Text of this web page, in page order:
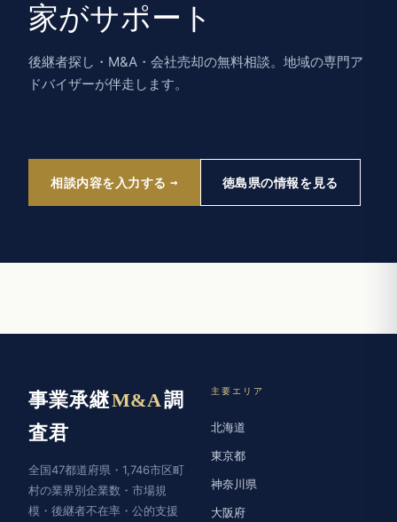
家がサポート
後継者探し・M&A・会社売却の無料相談。地域の専門ア
ドバイザーが伴走します。
相談内容を入力する 徳島県の情報を見る
事業承継M&A調
査君
全国47都道府県・1,746市区町
村の業界別企業数・市場規
模・後継者不在率・公的支援
主要エリア
北海道
東京都
神奈川県
大阪府